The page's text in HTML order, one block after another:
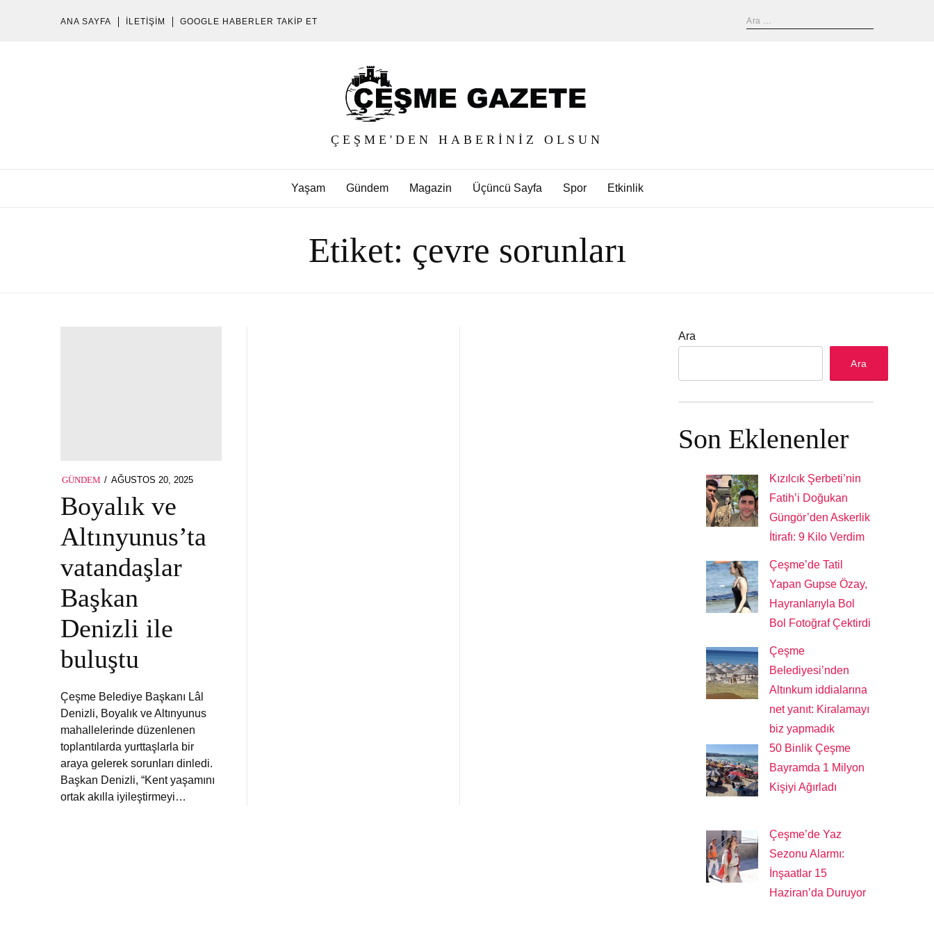
ANA SAYFA İLETIŞIM GOOGLE HABERLER TAKIP ET
ÇEŞME'DEN HABERINIZ OLSUN
Yaşam Gündem Magazin Üçüncü Sayfa Spor Etkinlik
Etiket: çevre sorunları
GÜNDEM
POSTED
ON
AĞUSTOS 20, 2025
Boyalık ve
Altınyunus’ta
vatandaşlar
Başkan
Denizli ile
buluştu
Çeşme Belediye Başkanı Lâl
Denizli, Boyalık ve Altınyunus
mahallelerinde düzenlenen
toplantılarda yurttaşlarla bir
araya gelerek sorunları dinledi.
Başkan Denizli, “Kent yaşamını
ortak akılla iyileştirmeyi…
Ara
Ara
Son Eklenenler
Kızılcık Şerbeti’nin
Fatih’i Doğukan
Güngör’den Askerlik
İtirafı: 9 Kilo Verdim
Çeşme’de Tatil
Yapan Gupse Özay,
Hayranlarıyla Bol
Bol Fotoğraf Çektirdi
Çeşme
Belediyesi’nden
Altınkum iddialarına
net yanıt: Kiralamayı
biz yapmadık
50 Binlik Çeşme
Bayramda 1 Milyon
Kişiyi Ağırladı
Çeşme’de Yaz
Sezonu Alarmı:
İnşaatlar 15
Haziran’da Duruyor